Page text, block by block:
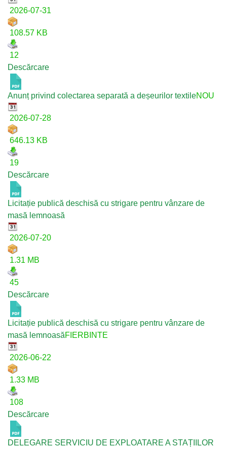
2026-07-31
108.57 KB
12
Descărcare
Anunț privind colectarea separată a deșeurilor textileNOU
2026-07-28
646.13 KB
19
Descărcare
Licitație publică deschisă cu strigare pentru vânzare de
masă lemnoasă
2026-07-20
1.31 MB
45
Descărcare
Licitație publică deschisă cu strigare pentru vânzare de
masă lemnoasăFIERBINTE
2026-06-22
1.33 MB
108
Descărcare
DELEGARE SERVICIU DE EXPLOATARE A STAȚIILOR